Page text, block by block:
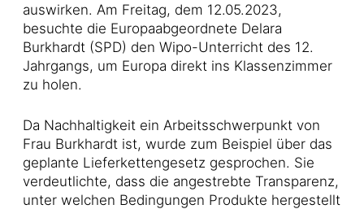
auswirken. Am Freitag, dem 12.05.2023,
besuchte die Europaabgeordnete Delara
Burkhardt (SPD) den Wipo-Unterricht des 12.
Jahrgangs, um Europa direkt ins Klassenzimmer
zu holen.
Da Nachhaltigkeit ein Arbeitsschwerpunkt von
Frau Burkhardt ist, wurde zum Beispiel über das
geplante Lieferkettengesetz gesprochen. Sie
verdeutlichte, dass die angestrebte Transparenz,
unter welchen Bedingungen Produkte hergestellt